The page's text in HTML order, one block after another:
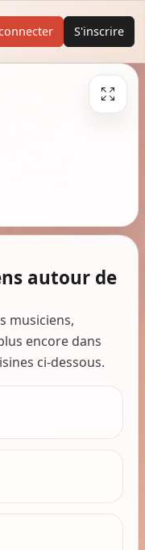
S'inscrire
autour de
musiciens,
encore dans
ci-dessous.